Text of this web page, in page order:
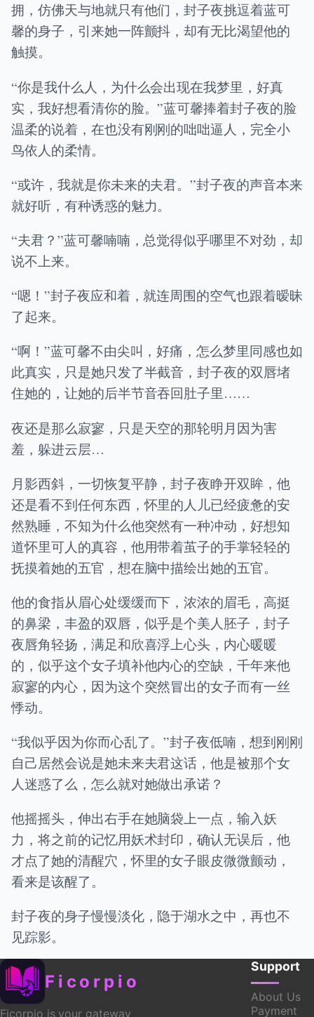
拥，仿佛天与地就只有他们，封子夜挑逗着蓝可
馨的身子，引来她一阵颤抖，却有无比渴望他的
触摸。
“你是我什么人，为什么会出现在我梦里，好真
实，我好想看清你的脸。”蓝可馨捧着封子夜的脸
温柔的说着，在也没有刚刚的咄咄逼人，完全小
鸟依人的柔情。
“或许，我就是你未来的夫君。”封子夜的声音本来
就好听，有种诱惑的魅力。
“夫君？”蓝可馨喃喃，总觉得似乎哪里不对劲，却
说不上来。
“嗯！”封子夜应和着，就连周围的空气也跟着暧昧
了起来。
“啊！”蓝可馨不由尖叫，好痛，怎么梦里同感也如
此真实，只是她只发了半截音，封子夜的双唇堵
住她的，让她的后半节音吞回肚子里……
夜还是那么寂寥，只是天空的那轮明月因为害
羞，躲进云层…
月影西斜，一切恢复平静，封子夜睁开双眸，他
还是看不到任何东西，怀里的人儿已经疲惫的安
然熟睡，不知为什么他突然有一种冲动，好想知
道怀里可人的真容，他用带着茧子的手掌轻轻的
抚摸着她的五官，想在脑中描绘出她的五官。
他的食指从眉心处缓缓而下，浓浓的眉毛，高挺
的鼻梁，丰盈的双唇，似乎是个美人胚子，封子
夜唇角轻扬，满足和欣喜浮上心头，内心暖暖
的，似乎这个女子填补他内心的空缺，千年来他
寂寥的内心，因为这个突然冒出的女子而有一丝
悸动。
“我似乎因为你而心乱了。”封子夜低喃，想到刚刚
自己居然会说是她未来夫君这话，他是被那个女
人迷惑了么，怎么就对她做出承诺？
他摇摇头，伸出右手在她脑袋上一点，输入妖
力，将之前的记忆用妖术封印，确认无误后，他
才点了她的清醒穴，怀里的女子眼皮微微颤动，
看来是该醒了。
封子夜的身子慢慢淡化，隐于湖水之中，再也不
见踪影。
Ficorpio
Ficorpio is your gateway
Support
About Us
Payment